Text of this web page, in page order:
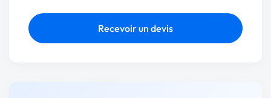
Recevoir un devis